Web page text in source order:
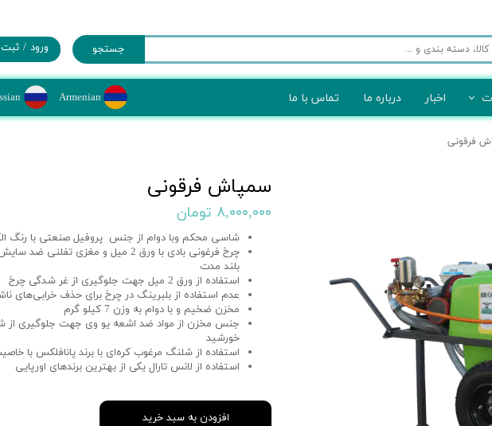
جستجو
امحا و بازیافت زباله
اخبار درباره ما تماس با ما Armenian
ورود / ثبت
تغییر کلمه
سفارشات
فرقونی
سمپاش فرقونی ​​​​​​​
۸,۰۰۰,۰۰۰ تومان
شاسی محکم وبا دوام از جنس پروفیل صنعتی با رنگ
چرخ فرغونی بادی با ورق 2 میل و
بلند مدت
استفاده از ورق 2 میل جهت جلوگیری از غر شدگی چرخ
عدم استفاده از بلبرینگ در چرخ برای حذف خرابی‌های
مخزن ضخیم و با دوام به وزن 7 کیلو گرم
جنس مخزن از مواد ضد اشعه یو وی جهت جلوگیری از
خورشید
استفاده از شلنگ مرغوب کره‌ای با برند پانافلکس با
استفاده از لانس تارال یکی از بهترین برندهای اورپایی
افزودن به سبد خرید